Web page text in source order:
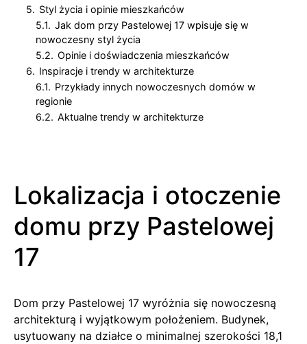
5. Styl życia i opinie mieszkańców
5.1. Jak dom przy Pastelowej 17 wpisuje się w
nowoczesny styl życia
5.2. Opinie i doświadczenia mieszkańców
6. Inspiracje i trendy w architekturze
6.1. Przykłady innych nowoczesnych domów w
regionie
6.2. Aktualne trendy w architekturze
Lokalizacja i otoczenie
domu przy Pastelowej
17
Dom przy Pastelowej 17 wyróżnia się nowoczesną
architekturą i wyjątkowym położeniem. Budynek,
usytuowany na działce o minimalnej szerokości 18,1